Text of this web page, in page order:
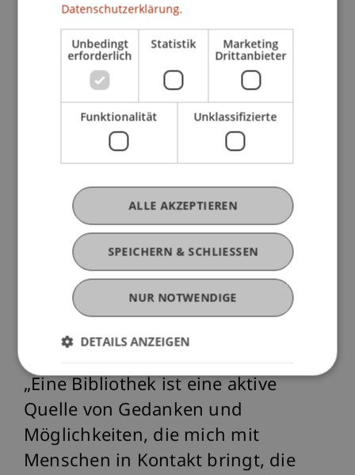
Eine Bibliothek ist eine aktive
Quelle von Gedanken und
Möglichkeiten, die mich mit
Menschen in Kontakt bringt, die
Datenschutzerklärung.
Unbedingt
erforderlich
Statistik Marketing
Drittanbieter
Funktionalität Unklassifizierte
SPEICHERN & SCHLIESSEN
ALLE AKZEPTIEREN
NUR NOTWENDIGE
DETAILS ANZEIGEN